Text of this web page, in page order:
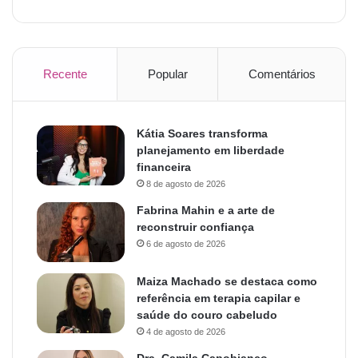
Recente Popular Comentários
Kátia Soares transforma
planejamento em liberdade
financeira
8 de agosto de 2026
Fabrina Mahin e a arte de
reconstruir confiança
6 de agosto de 2026
Maiza Machado se destaca como
referência em terapia capilar e
saúde do couro cabeludo
4 de agosto de 2026